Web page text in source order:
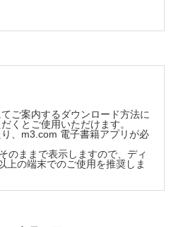
3要素
事項
的評価
ー
ご案内するダウンロード方法に
くとご使用いただけます。
、m3.com 電子書籍アプリが必
のままで表示しますので、ディ
上の端末でのご使用を推奨しま